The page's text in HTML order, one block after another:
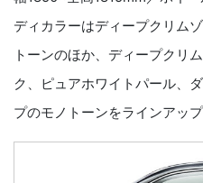
ディカラーはディープクリム
トーンのほか、ディープクリ
ク、ピュアホワイトパール、
プのモノトーンをラインアップ